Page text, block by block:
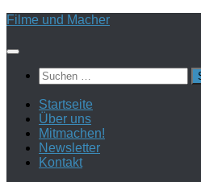
Zum
springen
Filme und Macher
Suchen
nach:
Startseite
Über uns
Mitmachen!
Newsletter
Kontakt